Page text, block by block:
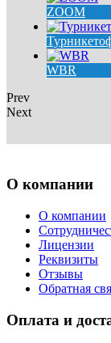
ZOOM
WBR
Prev
Next
О компании
О компании
Лицензии
Реквизиты
Отзывы
Обратная
Оплата и